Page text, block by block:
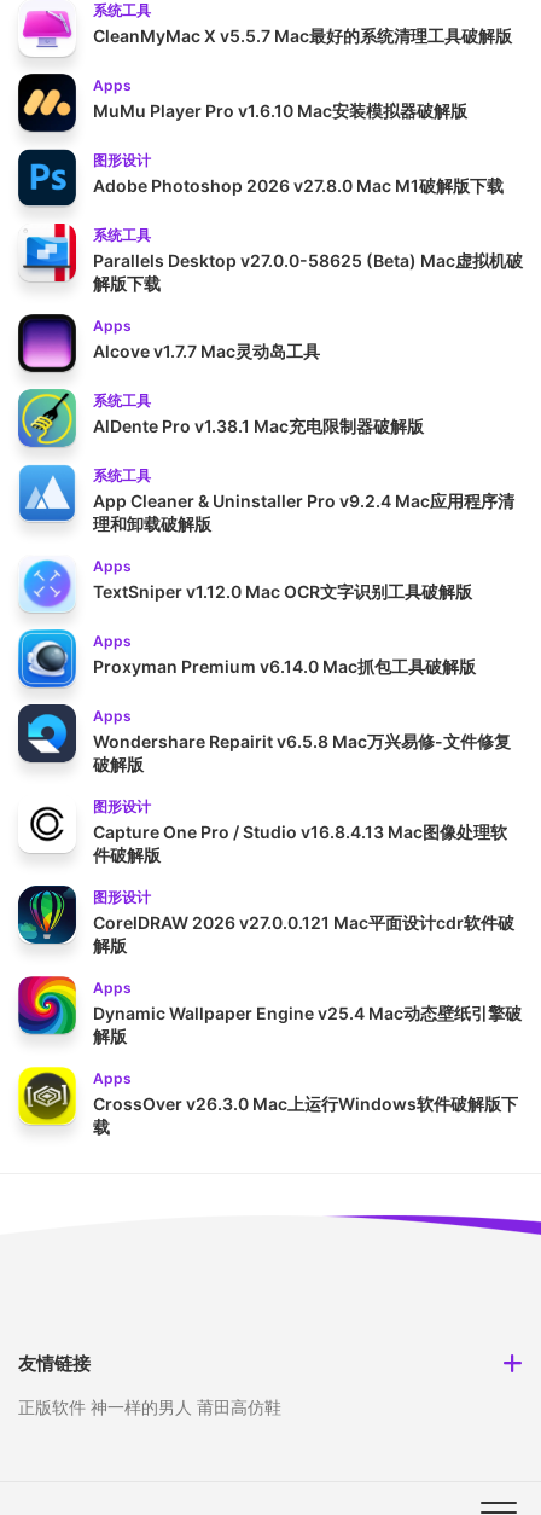
系统工具
CleanMyMac X v5.5.7 Mac最好的系统清理工具破解版
Apps
MuMu Player Pro v1.6.10 Mac安装模拟器破解版
图形设计
Adobe Photoshop 2026 v27.8.0 Mac M1破解版下载
系统工具
Parallels Desktop v27.0.0-58625 (Beta) Mac虚拟机破
解版下载
Apps
Alcove v1.7.7 Mac灵动岛工具
系统工具
AlDente Pro v1.38.1 Mac充电限制器破解版
系统工具
App Cleaner & Uninstaller Pro v9.2.4 Mac应用程序清
理和卸载破解版
Apps
TextSniper v1.12.0 Mac OCR文字识别工具破解版
Apps
Proxyman Premium v6.14.0 Mac抓包工具破解版
Apps
Wondershare Repairit v6.5.8 Mac万兴易修-文件修复
破解版
图形设计
Capture One Pro / Studio v16.8.4.13 Mac图像处理软
件破解版
图形设计
CorelDRAW 2026 v27.0.0.121 Mac平面设计cdr软件破
解版
Apps
Dynamic Wallpaper Engine v25.4 Mac动态壁纸引擎破
解版
Apps
CrossOver v26.3.0 Mac上运行Windows软件破解版下
载
友情链接
正版软件 神一样的男人 莆田高仿鞋